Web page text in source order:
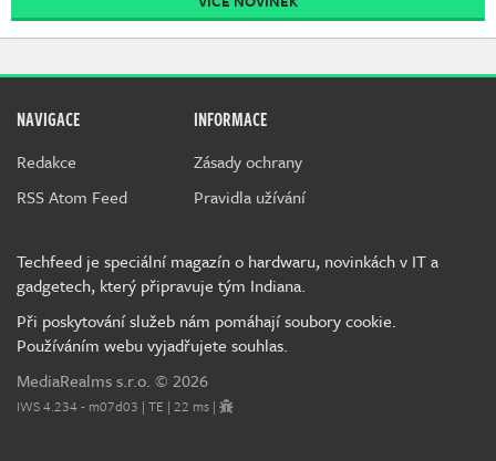
NAVIGACE
Redakce
RSS Atom Feed
INFORMACE
Zásady ochrany
Pravidla užívání
Techfeed je speciální magazín o hardwaru, novinkách v IT a
gadgetech, který připravuje tým Indiana.
Při poskytování služeb nám pomáhají soubory cookie.
Používáním webu vyjadřujete souhlas.
MediaRealms s.r.o. © 2026
IWS 4.234 - m07d03 | TE | 22 ms |